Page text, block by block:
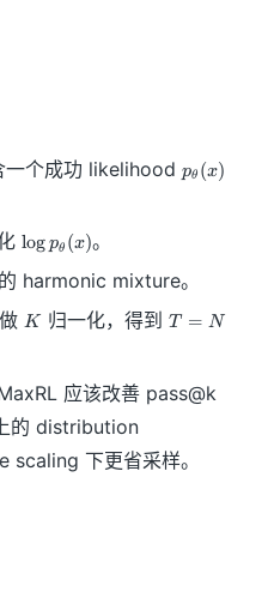
一个成功 likelihoodp
_
a
)
pθ (x)
\
o
p
t
h
e
t
log pθ (x)。
harmonic mixture。
K
K 归一化，得到T
T = N
应该改善 pass@k
的 distribution
下更省采样。